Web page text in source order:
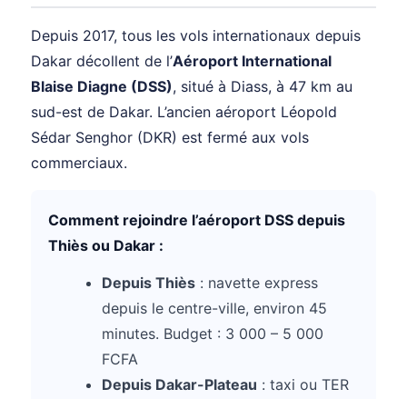
Depuis 2017, tous les vols internationaux depuis
Dakar décollent de l’Aéroport International
Blaise Diagne (DSS), situé à Diass, à 47 km au
sud-est de Dakar. L’ancien aéroport Léopold
Sédar Senghor (DKR) est fermé aux vols
commerciaux.
Comment rejoindre l’aéroport DSS depuis
Thiès ou Dakar :
Depuis Thiès : navette express
depuis le centre-ville, environ 45
minutes. Budget : 3 000 – 5 000
FCFA
Depuis Dakar-Plateau : taxi ou TER